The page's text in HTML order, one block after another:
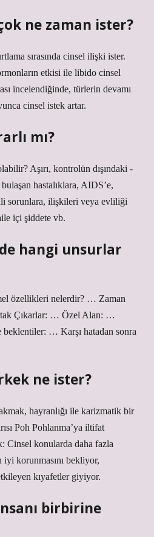
ne zaman ister?
sırasında cinsel ilişki ister.
etkisi ile libido cinsel
incelendiğinde, türlerin devamı
cinsel istek artar.
mı?
Aşırı, kontrolün dışındaki -
hastalıklara, AIDS’e,
sorunlara, ilişkileri veya evliliği
içi şiddete vb.
hangi unsurlar
özellikleri nelerdir? … Zaman
Çıkarlar: … Özel Alan: …
beklentiler: … Karşı hatadan sonra
ne ister?
hayranlığı ile karizmatik bir
Poh Pohlanma’ya iltifat
Cinsel konularda daha fazla
korunmasını bekliyor,
kıyafetler giyiyor.
birbirine